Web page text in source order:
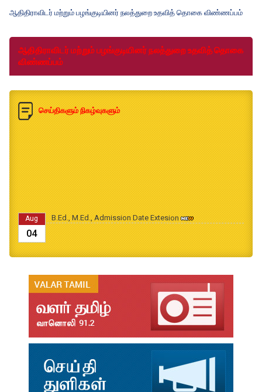
ஆதிதிராவிடர் மற்றும் பழங்குடியினர் நலத்துறை உதவித் தொகை விண்ணப்பம்
ஆதிதிராவிடர் மற்றும் பழங்குடியினர் நலத்துறை உதவித் தொகை
விண்ணப்பம்
செய்திகளும் நிகழ்வுகளும்
Aug
04
B.Ed., M.Ed., Admission Date Extesion
31
தமிழ்க்கலை – தமிழியல் காலாண்டு ஆய்விதழ் - 2026
Jul
31
தமிழ்க்கலை – தமிழியல் காலாண்டு ஆய்விதழ் – 2025
Jul
31
தமிழ்க்கலை – தமிழியல் காலாண்டு ஆய்விதழ் – 2024